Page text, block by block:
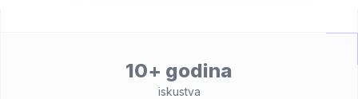
10+ godina
iskustva